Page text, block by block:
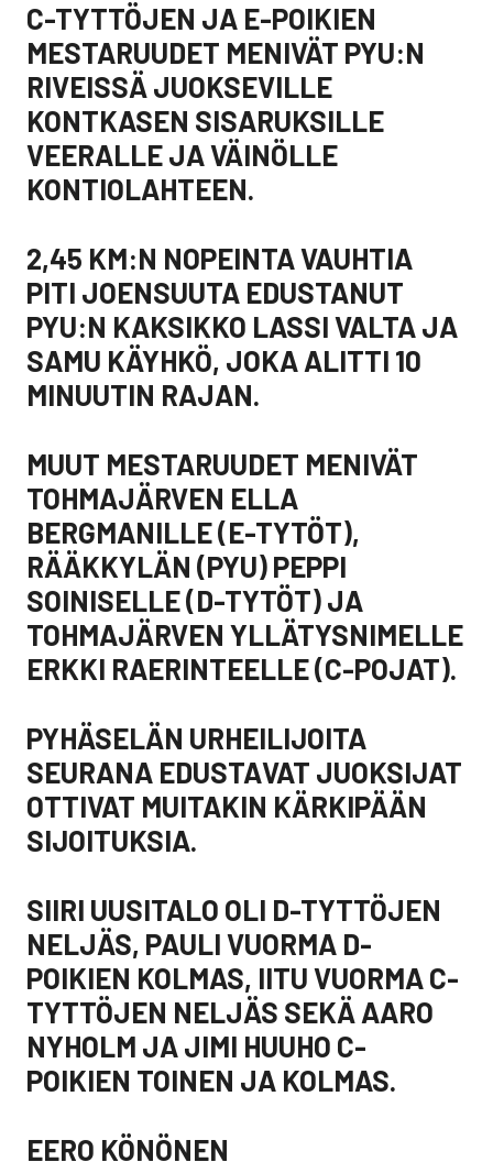
C-TYTTÖJEN JA E-POIKIEN
MESTARUUDET MENIVÄT PYU:N
RIVEISSÄ JUOKSEVILLE
KONTKASEN SISARUKSILLE
VEERALLE JA VÄINÖLLE
KONTIOLAHTEEN.
2,45 KM:N NOPEINTA VAUHTIA
PITI JOENSUUTA EDUSTANUT
PYU:N KAKSIKKO LASSI VALTA JA
SAMU KÄYHKÖ, JOKA ALITTI 10
MINUUTIN RAJAN.
MUUT MESTARUUDET MENIVÄT
TOHMAJÄRVEN ELLA
BERGMANILLE (E-TYTÖT),
RÄÄKKYLÄN (PYU) PEPPI
SOINISELLE (D-TYTÖT) JA
TOHMAJÄRVEN YLLÄTYSNIMELLE
ERKKI RAERINTEELLE (C-POJAT).
PYHÄSELÄN URHEILIJOITA
SEURANA EDUSTAVAT JUOKSIJAT
OTTIVAT MUITAKIN KÄRKIPÄÄN
SIJOITUKSIA.
SIIRI UUSITALO OLI D-TYTTÖJEN
NELJÄS, PAULI VUORMA D-
POIKIEN KOLMAS, IITU VUORMA C-
TYTTÖJEN NELJÄS SEKÄ AARO
NYHOLM JA JIMI HUUHO C-
POIKIEN TOINEN JA KOLMAS.
EERO KÖNÖNEN